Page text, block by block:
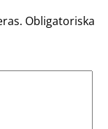
Obligatoriska